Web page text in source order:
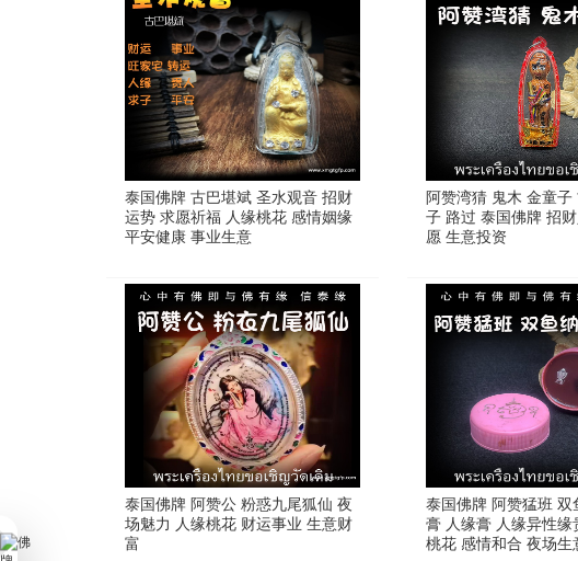
泰国佛牌 古巴堪斌 圣水观音 招财
运势 求愿祈福 人缘桃花 感情姻缘
平安健康 事业生意
阿赞湾猜 鬼木 金童子
子 路过 泰国佛牌 招
愿 生意投资
泰国佛牌 阿赞公 粉惑九尾狐仙 夜
场魅力 人缘桃花 财运事业 生意财
富
泰国佛牌 阿赞猛班 双
膏 人缘膏 人缘异性缘
桃花 感情和合 夜场生